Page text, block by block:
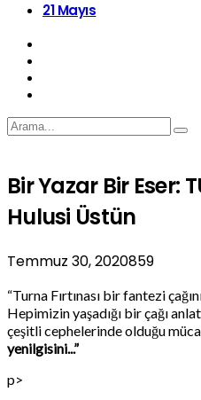
21 Mayıs
Bir Yazar Bir Eser:
Hulusi Üstün
Temmuz 30, 2020859
“Turna Fırtınası bir fantezi
Hepimizin yaşadığı bir çağı
çeşitli cephelerinde olduğu
yenilgisini...”
p>